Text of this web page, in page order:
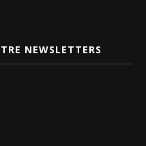
NEWSLETTERS